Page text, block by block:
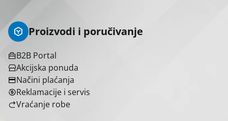
Brend
Nopal Lux
Proizvodi i poručivanje
B2B Portal
Akcijska ponuda
Načini plaćanja
Reklamacije i servis
Vraćanje robe